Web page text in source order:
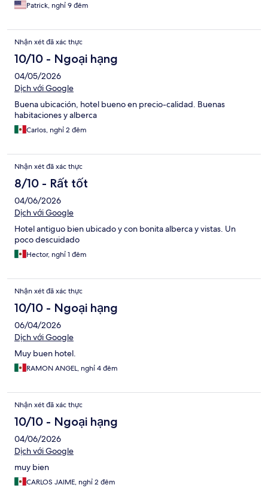
Patrick, nghỉ 9 đêm
Nhận xét đã xác thực
10/10 - Ngoại hạng
04/05/2026
Dịch với Google
Buena ubicación, hotel bueno en precio-calidad. Buenas
habitaciones y alberca
Carlos, nghỉ 2 đêm
Nhận xét đã xác thực
8/10 - Rất tốt
04/06/2026
Dịch với Google
Hotel antiguo bien ubicado y con bonita alberca y vistas. Un
poco descuidado
Hector, nghỉ 1 đêm
Nhận xét đã xác thực
10/10 - Ngoại hạng
06/04/2026
Dịch với Google
Muy buen hotel.
RAMON ANGEL, nghỉ 4 đêm
Nhận xét đã xác thực
10/10 - Ngoại hạng
04/06/2026
Dịch với Google
muy bien
CARLOS JAIME, nghỉ 2 đêm